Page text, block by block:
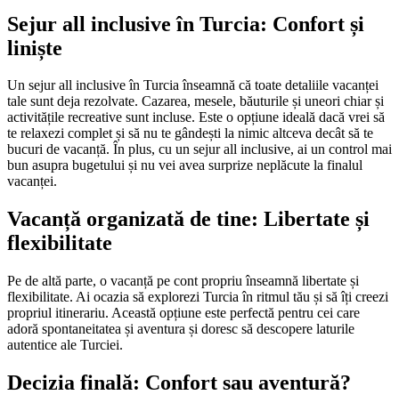
Sejur all inclusive în Turcia: Confort și
liniște
Un sejur all inclusive în Turcia înseamnă că toate detaliile vacanței
tale sunt deja rezolvate. Cazarea, mesele, băuturile și uneori chiar și
activitățile recreative sunt incluse. Este o opțiune ideală dacă vrei să
te relaxezi complet și să nu te gândești la nimic altceva decât să te
bucuri de vacanță. În plus, cu un sejur all inclusive, ai un control mai
bun asupra bugetului și nu vei avea surprize neplăcute la finalul
vacanței.
Vacanță organizată de tine: Libertate și
flexibilitate
Pe de altă parte, o vacanță pe cont propriu înseamnă libertate și
flexibilitate. Ai ocazia să explorezi Turcia în ritmul tău și să îți creezi
propriul itinerariu. Această opțiune este perfectă pentru cei care
adoră spontaneitatea și aventura și doresc să descopere laturile
autentice ale Turciei.
Decizia finală: Confort sau aventură?